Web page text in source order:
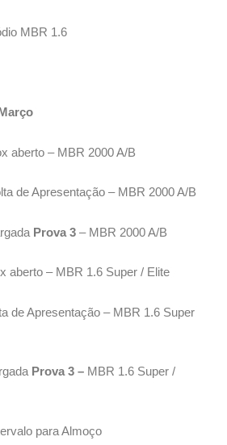
MBR 1.6
aberto – MBR 2000 A/B
de Apresentação – MBR 2000 A/B
Prova 3 – MBR 2000 A/B
aberto – MBR 1.6 Super / Elite
de Apresentação – MBR 1.6 Super
Prova 3 – MBR 1.6 Super /
para Almoço